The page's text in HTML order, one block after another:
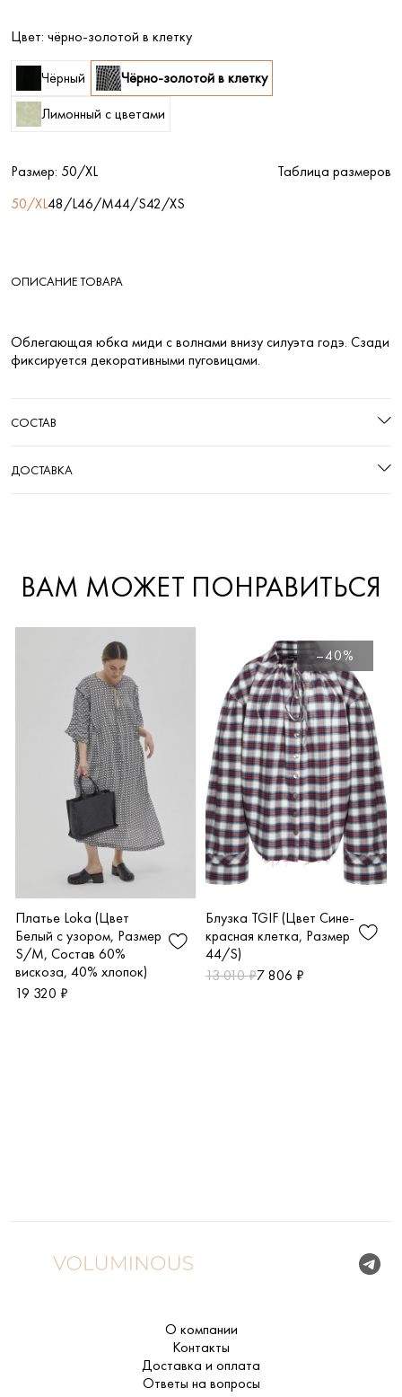
Цвет: чёрно-золотой в клетку
Чёрный
Чёрно-золотой в клетку
Лимонный с цветами
Размер: 50/XL
Таблица размеров
50/XL48/L46/M44/S42/XS
ОПИСАНИЕ ТОВАРА
Облегающая юбка миди с волнами внизу силуэта годэ. Сзади
фиксируется декоративными пуговицами.
СОСТАВ
ДОСТАВКА
ВАМ МОЖЕТ ПОНРАВИТЬСЯ
Платье Loka (Цвет
Белый с узором, Размер
S/M, Состав 60%
вискоза, 40% хлопок)
19 320 ₽
–40%
Блузка TGIF (Цвет Сине-
красная клетка, Размер
44/S)
13 010 ₽7 806 ₽
О компании
Контакты
Доставка и оплата
Ответы на вопросы